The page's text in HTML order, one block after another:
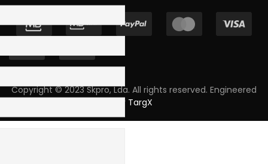
Copyright © 2023 Skpro, Lda. All rights reserved. Engineered
by TargX